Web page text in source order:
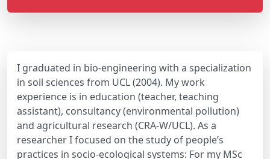
I graduated in bio-engineering with a specialization
in soil sciences from UCL (2004). My work
experience is in education (teacher, teaching
assistant), consultancy (environmental pollution)
and agricultural research (CRA-W/UCL). As a
researcher I focused on the study of people’s
practices in socio-ecological systems: For my MSc